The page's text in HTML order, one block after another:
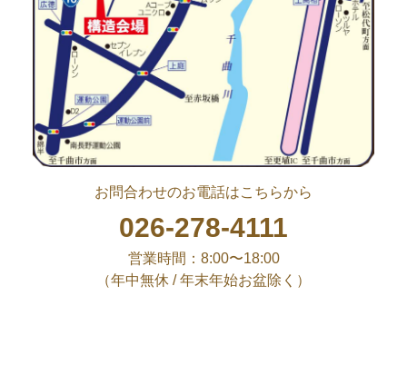
お問合わせのお電話はこちらから
026-278-4111
営業時間：8:00〜18:00
（年中無休 / 年末年始お盆除く）